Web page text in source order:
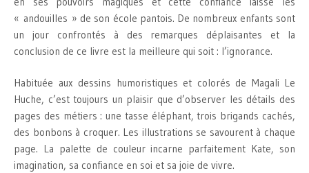
« andouilles » de son école pantois. De nombreux enfants sont
un jour confrontés à des remarques déplaisantes et la
conclusion de ce livre est la meilleure qui soit : l’ignorance.
Habituée aux dessins humoristiques et colorés de Magali Le
Huche, c’est toujours un plaisir que d’observer les détails des
pages des métiers : une tasse éléphant, trois brigands cachés,
des bonbons à croquer. Les illustrations se savourent à chaque
page. La palette de couleur incarne parfaitement Kate, son
imagination, sa confiance en soi et sa joie de vivre.